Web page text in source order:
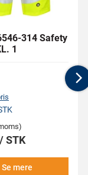
314 Safety
1
STK
Se mere